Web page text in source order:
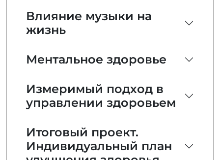
Влияние музыки на
жизнь
Ментальное здоровье
Измеримый подход в
управлении здоровьем
Итоговый проект.
Индивидуальный план